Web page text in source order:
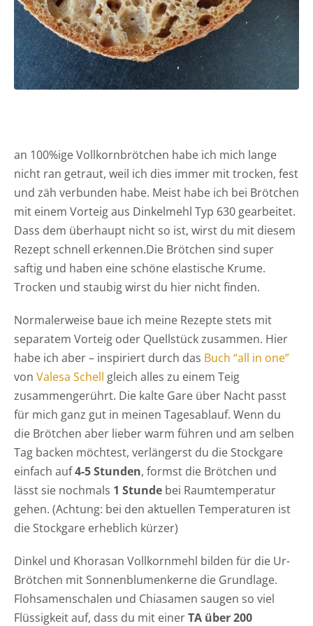
an 100%ige Vollkornbrötchen habe ich mich lange
nicht ran getraut, weil ich dies immer mit trocken, fest
und zäh verbunden habe. Meist habe ich bei Brötchen
mit einem Vorteig aus Dinkelmehl Typ 630 gearbeitet.
Dass dem überhaupt nicht so ist, wirst du mit diesem
Rezept schnell erkennen.Die Brötchen sind super
saftig und haben eine schöne elastische Krume.
Trocken und staubig wirst du hier nicht finden.
Normalerweise baue ich meine Rezepte stets mit
separatem Vorteig oder Quellstück zusammen. Hier
habe ich aber – inspiriert durch das Buch “all in one”
von Valesa Schell gleich alles zu einem Teig
zusammengerührt. Die kalte Gare über Nacht passt
für mich ganz gut in meinen Tagesablauf. Wenn du
die Brötchen aber lieber warm führen und am selben
Tag backen möchtest, verlängerst du die Stockgare
einfach auf4-5 Stunden, formst die Brötchen und
lässt sie nochmals 1 Stundebei Raumtemperatur
gehen. (Achtung: bei den aktuellen Temperaturen ist
die Stockgare erheblich kürzer)
Dinkel und Khorasan Vollkornmehl bilden für die Ur-
Brötchen mit Sonnenblumenkerne die Grundlage.
Flohsamenschalen und Chiasamen saugen so viel
Flüssigkeit auf, dass du mit einerTA über 200